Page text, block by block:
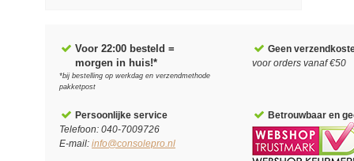
Voor 22:00 besteld =
morgen in huis!*
*bij bestelling op werkdag en verzendmethode
pakketpost
Geen
voor orders vanaf €50
Persoonlijke service
Telefoon: 040-7009726
E-mail: info@consolepro.nl
Betrouwbaar en